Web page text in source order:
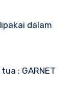
dalam
: GARNET